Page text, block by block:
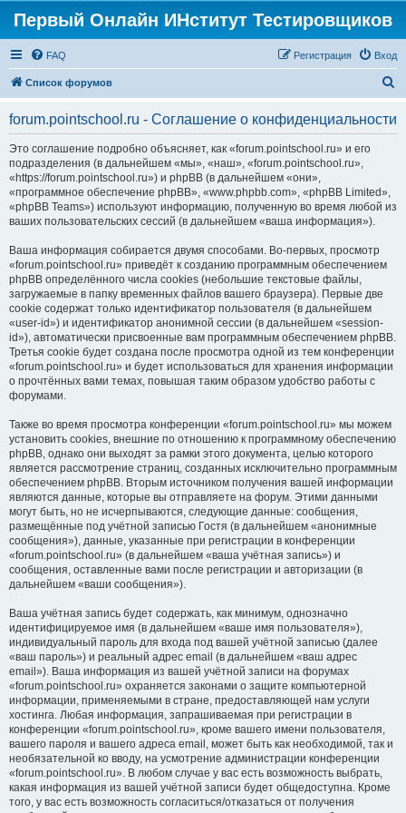
Первый Онлайн ИНститут Тестировщиков
FAQ Вход
Регистрация
Список форумов
forum.pointschool.ru - Соглашение о конфиденциальности
Это соглашение подробно объясняет, как «forum.pointschool.ru» и его
подразделения (в дальнейшем «мы», «наш», «forum.pointschool.ru»,
«https://forum.pointschool.ru») и phpBB (в дальнейшем «они»,
«программное обеспечение phpBB», «www.phpbb.com», «phpBB Limited»,
«phpBB Teams») используют информацию, полученную во время любой из
ваших пользовательских сессий (в дальнейшем «ваша информация»).
Ваша информация собирается двумя способами. Во-первых, просмотр
«forum.pointschool.ru» приведёт к созданию программным обеспечением
phpBB определённого числа cookies (небольшие текстовые файлы,
загружаемые в папку временных файлов вашего браузера). Первые две
cookie содержат только идентификатор пользователя (в дальнейшем
«user-id») и идентификатор анонимной сессии (в дальнейшем «session-
id»), автоматически присвоенные вам программным обеспечением phpBB.
Третья cookie будет создана после просмотра одной из тем конференции
«forum.pointschool.ru» и будет использоваться для хранения информации
о прочтённых вами темах, повышая таким образом удобство работы с
форумами.
Также во время просмотра конференции «forum.pointschool.ru» мы можем
установить cookies, внешние по отношению к программному обеспечению
phpBB, однако они выходят за рамки этого документа, целью которого
является рассмотрение страниц, созданных исключительно программным
обеспечением phpBB. Вторым источником получения вашей информации
являются данные, которые вы отправляете на форум. Этими данными
могут быть, но не исчерпываются, следующие данные: сообщения,
размещённые под учётной записью Гостя (в дальнейшем «анонимные
сообщения»), данные, указанные при регистрации в конференции
«forum.pointschool.ru» (в дальнейшем «ваша учётная запись») и
сообщения, оставленные вами после регистрации и авторизации (в
дальнейшем «ваши сообщения»).
Ваша учётная запись будет содержать, как минимум, однозначно
идентифицируемое имя (в дальнейшем «ваше имя пользователя»),
индивидуальный пароль для входа под вашей учётной записью (далее
«ваш пароль») и реальный адрес email (в дальнейшем «ваш адрес
email»). Ваша информация из вашей учётной записи на форумах
«forum.pointschool.ru» охраняется законами о защите компьютерной
информации, применяемыми в стране, предоставляющей нам услуги
хостинга. Любая информация, запрашиваемая при регистрации в
конференции «forum.pointschool.ru», кроме вашего имени пользователя,
вашего пароля и вашего адреса email, может быть как необходимой, так и
необязательной ко вводу, на усмотрение администрации конференции
«forum.pointschool.ru». В любом случае у вас есть возможность выбрать,
какая информация из вашей учётной записи будет общедоступна. Кроме
того, у вас есть возможность согласиться/отказаться от получения